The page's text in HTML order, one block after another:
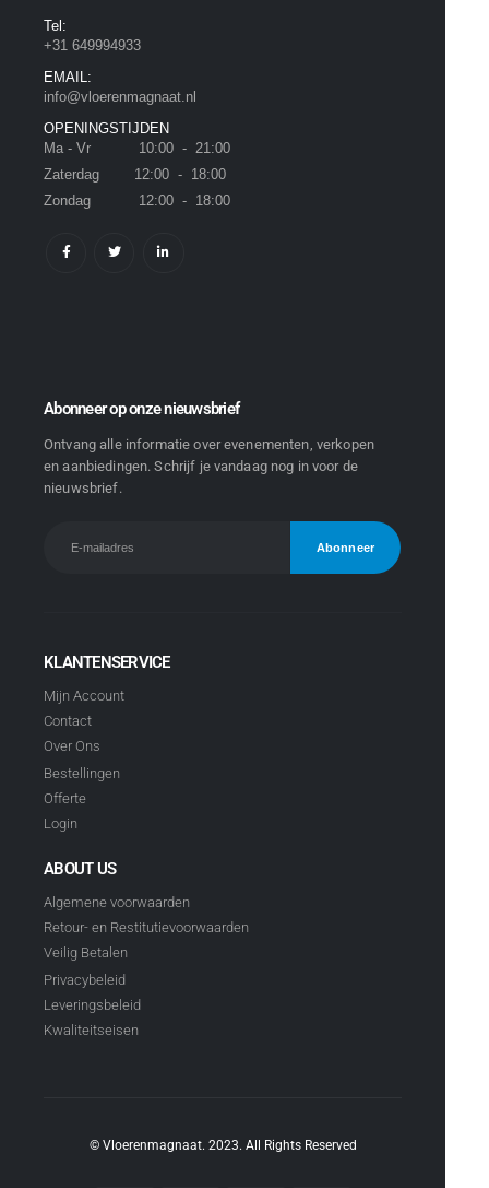
Tel:
+31 649994933
EMAIL:
info@vloerenmagnaat.nl
OPENINGSTIJDEN
Ma - Vr 10:00 - 21:00
Zaterdag 12:00 - 18:00
Zondag 12:00 - 18:00
Abonneer op onze nieuwsbrief
Ontvang alle informatie over evenementen, verkopen
en aanbiedingen. Schrijf je vandaag nog in voor de
nieuwsbrief.
KLANTENSERVICE
Mijn Account
Contact
Over Ons
Bestellingen
Offerte
Login
ABOUT US
Algemene voorwaarden
Retour- en Restitutievoorwaarden
Veilig Betalen
Privacybeleid
Leveringsbeleid
Kwaliteitseisen
© Vloerenmagnaat. 2023. All Rights Reserved